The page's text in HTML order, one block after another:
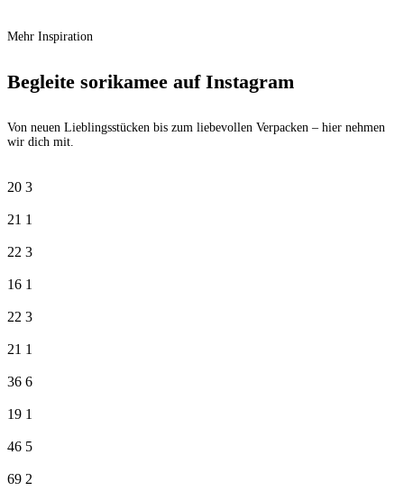
Mehr Inspiration
Begleite sorikamee auf Instagram
Von neuen Lieblingsstücken bis zum liebevollen Verpacken – hier nehmen
wir dich mit.
20 3
21 1
22 3
16 1
22 3
21 1
36 6
19 1
46 5
69 2